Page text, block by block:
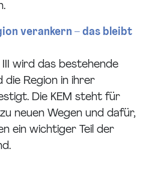
verankern – das bleibt
wird das bestehende
Region in ihrer
Die KEM steht für
neuen Wegen und dafür,
ein wichtiger Teil der